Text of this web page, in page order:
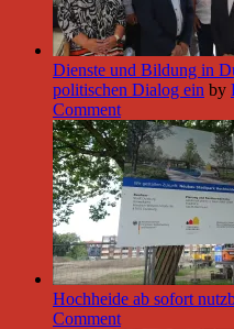
Dienste und Bildung in
politischen Dialog ein by
Comment
Hochheide ab sofort
Comment